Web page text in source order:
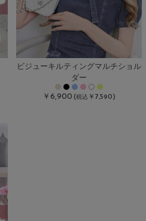
ビジューキルティングマルチショル
ダー
￥6,900 (税込 ￥7,590)